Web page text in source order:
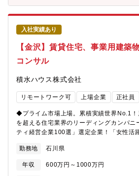
に資する製品を製造する主力工場において
とで、生産技術の第一線で活躍できます。
センサ（ジルコニア素子）の量産立上げ・
業務（1）設備改造および量産工程の立上
クト短縮・歩留改善等による生産性向上お
向上に向けた工程標準化・管理手法の改善
品の工程改善業務において、関連部門と連
ルールを疑い、あるべき姿を追求できる方
丸となって目標を達成することにやりがい
で、戦略的・論理的思考ができる方【活か
る工程設計・工程管理の経験・統計的手法
善業務の経験・自動車関連部品における品
識・各種セラミックプロセスの知識（原料
ック評価技術の知識（固体化学、有機化学
ェクト管理・推進能力・設備立上（条件出
入社実績あり
【金沢】賃貸住宅、事業用建築
コンサル
積水ハウス株式会社
リモートワーク可 上場企業 正社員
◆プライム市場上場。累積実績世界No.1
を超える住宅業界のリーディングカンパ
ティ経営企業100選」選定企業！「女性活
増員募集【業務内容】賃貸住宅を主に、お
土地活用を提案する不動産経営コンサルタ
主として賃貸住宅シャーメゾンを販売する
勤務地 石川県
年収 600万円～1000万円